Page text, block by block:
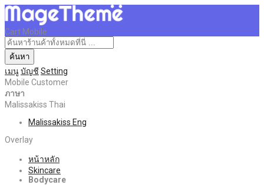
Cart Mobile
ค้นหา
เมนูบัญชี Setting
Mobile Customer
ภาษา
Malissakiss Thai
Malissakiss Eng
Overlay
หน้าหลัก
Skincare
Bodycare